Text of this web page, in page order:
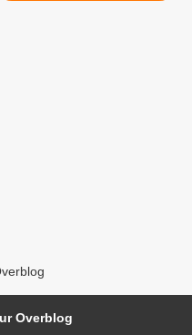
Overblog